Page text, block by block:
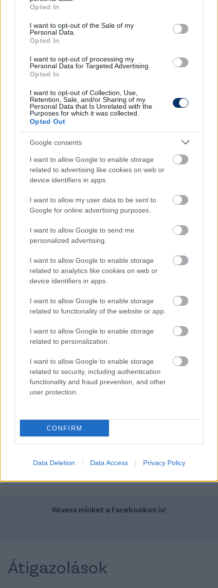
grant or deny consent to Google and its third-party tags to
use your data for below specified purposes in below Google
consent section.
Opted In
I want to opt-out of the Sale of my
Personal Data.
Opted In
I want to opt-out of processing my
Personal Data for Targeted Advertising.
Opted In
I want to opt-out of Collection, Use,
Retention, Sale, and/or Sharing of my
Personal Data that Is Unrelated with the
Purposes for which it was collected.
Opted Out
Google consents
I want to allow Google to enable storage
related to advertising like cookies on web or
device identifiers in apps.
I want to allow my user data to be sent to
Google for online advertising purposes.
I want to allow Google to send me
personalized advertising.
I want to allow Google to enable storage
related to analytics like cookies on web or
device identifiers in apps.
I want to allow Google to enable storage
related to functionality of the website or app.
I want to allow Google to enable storage
related to personalization.
I want to allow Google to enable storage
related to security, including authentication
functionality and fraud prevention, and other
user protection.
CONFIRM
Data Deletion Data Access Privacy Policy
Itt állíthatod be, hogy a Csakfoci az elsők
között legyen a Google-találatokban
Tetszett a cikk? Megosztanád?
Link másolása
CÍMKÉK: #MAGYAR FOCI #ÚJPEST
Hyundai Tucson
10 599 000 Ft
Volvo Xc90
Kövess minket a Facebookon is!
Átigazolások